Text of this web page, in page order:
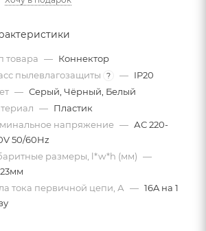
товара — Коннектор
пылевлагозащиты
? — IP20
— Серый, Чёрный, Белый
— Пластик
напряжение — АС 220-
50/60Hz
размеры, l*w*h (мм) —
тока первичной цепи, А — 16A на 1